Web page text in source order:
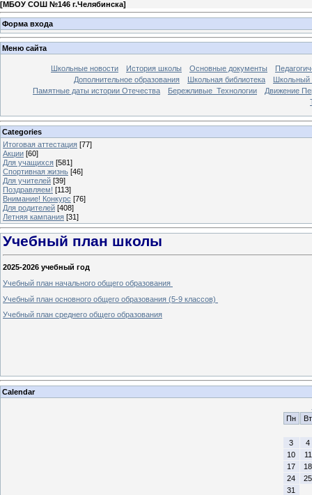
[МБОУ СОШ №146 г.Челябинска]
Форма входа
Меню сайта
Школьные новости История школы Основные документы
Дополнительное образования
Школьная библиотека
Памятные даты истории Отечества
Бережливые_Технологии
Движение
Categories
Итоговая аттестация [77]
Акции [60]
Для учащихся [581]
Спортивная жизнь [46]
Для учителей [39]
Поздравляем! [113]
Внимание! Конкурс [76]
Для родителей [408]
Летняя кампания [31]
Учебный план школы
2025-2026 учебный год
Учебный план начального общего образования
Учебный план основного общего образования (5-9 классов)
Учебный план среднего общего образования
Calendar
Пн
Вт
3
4
10
11
17
18
24
25
31